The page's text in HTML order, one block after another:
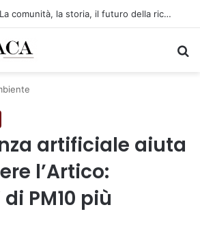
75 anni di INFN. La comunità, la storia, il futuro della ricerca in fisica fondamentale in Italia
artificiale aiuta
l’Artico:
PM10 più